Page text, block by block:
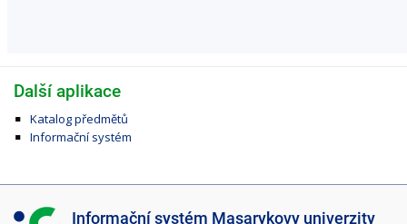
Další aplikace
Katalog předmětů
Informační systém
I Informační systém Masarykovy univerzity